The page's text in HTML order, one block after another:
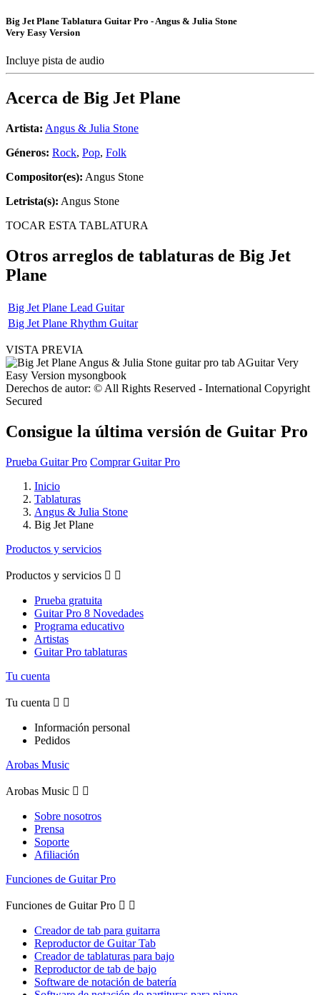
Big Jet Plane Tablatura Guitar Pro - Angus & Julia Stone
Very Easy Version
Incluye pista de audio
Acerca de Big Jet Plane
Artista: Angus & Julia Stone
Géneros: Rock, Pop, Folk
Compositor(es): Angus Stone
Letrista(s): Angus Stone
TOCAR ESTA TABLATURA
Otros arreglos de tablaturas de Big Jet
Plane
Big Jet Plane Lead Guitar
Big Jet Plane Rhythm Guitar
VISTA PREVIA
Derechos de autor: © All Rights Reserved - International Copyright
Secured
Consigue la última versión de Guitar Pro
Prueba Guitar Pro Comprar Guitar Pro
Inicio
Tablaturas
Angus & Julia Stone
Big Jet Plane
Productos y servicios
Productos y servicios  
Prueba gratuita
Guitar Pro 8 Novedades
Programa educativo
Artistas
Guitar Pro tablaturas
Tu cuenta
Tu cuenta  
Información personal
Pedidos
Arobas Music
Arobas Music  
Sobre nosotros
Prensa
Soporte
Afiliación
Funciones de Guitar Pro
Funciones de Guitar Pro  
Creador de tab para guitarra
Reproductor de Guitar Tab
Creador de tablaturas para bajo
Reproductor de tab de bajo
Software de notación de batería